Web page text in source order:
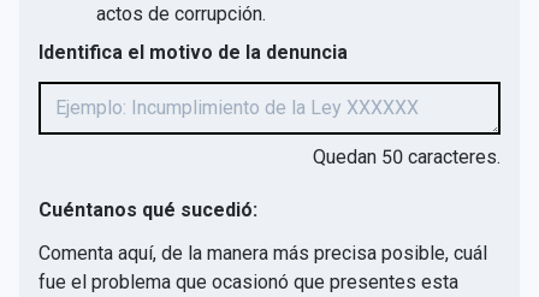
actos de corrupción.
Identifica el motivo de la denuncia
Quedan 50 caracteres.
Cuéntanos qué sucedió:
Comenta aquí, de la manera más precisa posible, cuál
fue el problema que ocasionó que presentes esta